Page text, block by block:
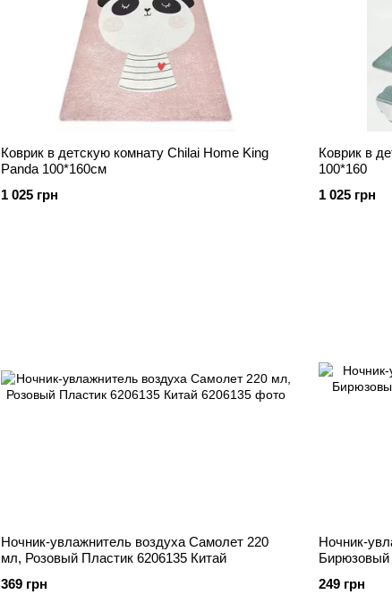
Коврик в детскую комнату Chilai Home King
Panda 100*160см
1 025 грн
Коврик в
100*160
1 025 грн
Ночник-увлажнитель воздуха Самолет 220
мл, Розовый Пластик 6206135 Китай
369 грн
Ночник-
Бирюзовый
249 грн